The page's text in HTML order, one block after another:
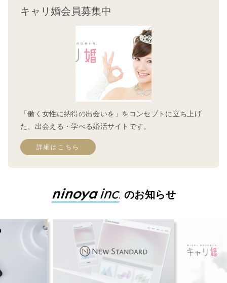
キャリ婚会員募集中
「働く女性に納得の出会いを」をコンセプトに立ち上げ
た、出会える・学べる婚活サイトです。
詳細はこちら
のお知らせ